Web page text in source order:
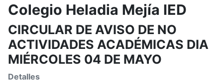
Colegio Heladia Mejía IED
CIRCULAR DE AVISO DE NO
ACTIVIDADES ACADÉMICAS DIA
MIÉRCOLES 04 DE MAYO
Detalles